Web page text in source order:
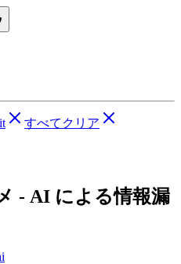
すべてクリア
- AI による情報漏